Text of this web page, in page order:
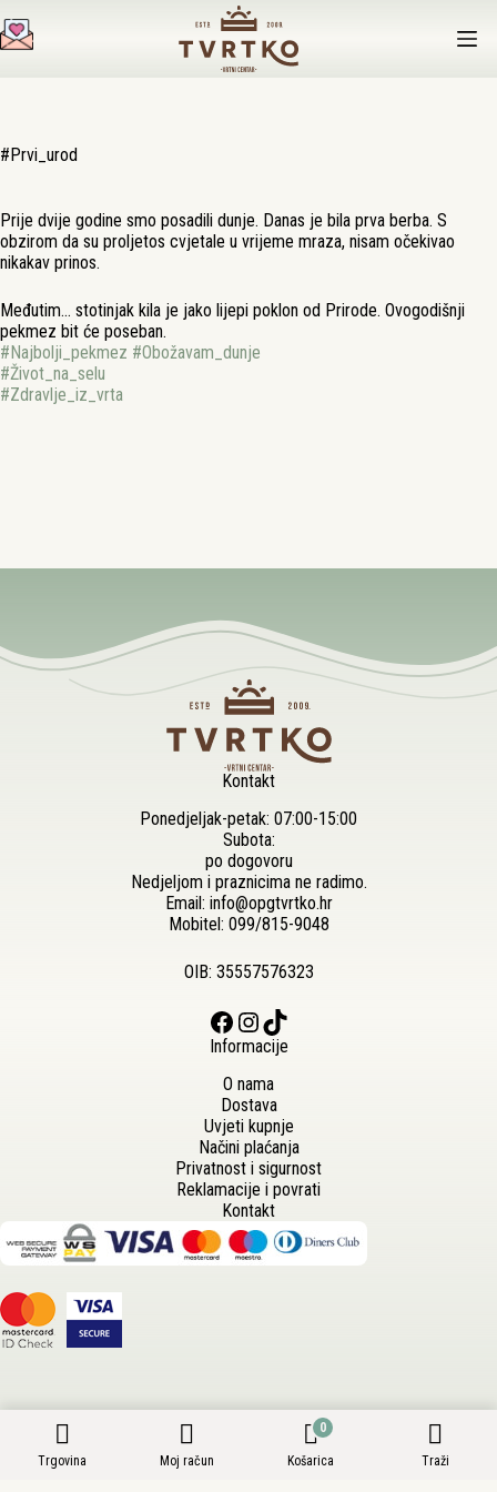
na
sadržaj
#Prvi_urod
Prije dvije godine smo posadili dunje. Danas je bila prva berba. S
obzirom da su proljetos cvjetale u vrijeme mraza, nisam očekivao
nikakav prinos.
Međutim… stotinjak kila je jako lijepi poklon od Prirode. Ovogodišnji
pekmez bit će poseban.
#Najbolji_pekmez #Obožavam_dunje
#Život_na_selu
#Zdravlje_iz_vrta
Kontakt
Ponedjeljak-petak: 07:00-15:00
Subota:
po dogovoru
Nedjeljom i praznicima ne radimo.
Email: info@opgtvrtko.hr
Mobitel: 099/815-9048
OIB: 35557576323
Facebook Instagram TikTok
Informacije
O nama
Dostava
Uvjeti kupnje
Načini plaćanja
Privatnost i sigurnost
Reklamacije i povrati
Kontakt
Autorska prava © 2026 - Vrtni Centar Tvrtko
Trgovina Moj račun
0
Košarica Traži